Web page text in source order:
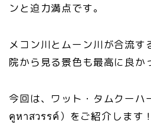
ンと迫力満点です。
メコン川とムーン川が合流す
院から見る景色も最高に良か
今回は、ワット・タムクーハ
คูหาสวรรค์）をご紹介します！